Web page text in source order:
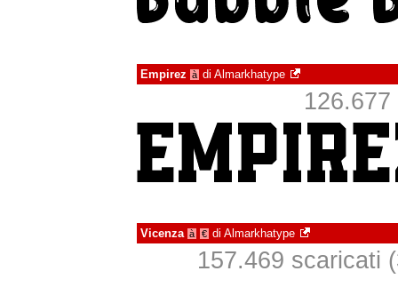
Empirez à di Almarkhatype
Vicenza à € di Almarkhatype
157.469 scaricati